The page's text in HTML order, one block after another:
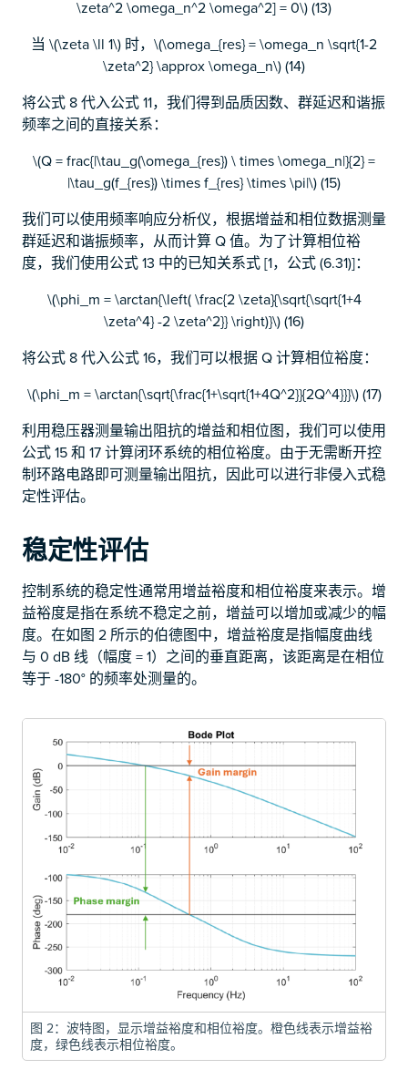
\zeta^2 \omega_n^2 \omega^2] = 0\) (13)
当 \(\zeta \ll 1\) 时，\(\omega_{res} = \omega_n \sqrt{1-2
\zeta^2} \approx \omega_n\) (14)
将公式 8 代入公式 11，我们得到品质因数、群延迟和谐振
频率之间的直接关系：
\(Q = frac{|\tau_g(\omega_{res}) \ times \omega_n|}{2} =
|\tau_g(f_{res}) \times f_{res} \times \pi|\) (15)
我们可以使用频率响应分析仪，根据增益和相位数据测量
群延迟和谐振频率，从而计算 Q 值。为了计算相位裕
度，我们使用公式 13 中的已知关系式 [1，公式 (6.31)]：
\(\phi_m = \arctan{\left( \frac{2 \zeta}{\sqrt{\sqrt{1+4
\zeta^4} -2 \zeta^2}} \right)}\) (16)
将公式 8 代入公式 16，我们可以根据 Q 计算相位裕度：
\(\phi_m = \arctan{\sqrt{\frac{1+\sqrt{1+4Q^2}}{2Q^4}}}\) (17)
利用稳压器测量输出阻抗的增益和相位图，我们可以使用
公式 15 和 17 计算闭环系统的相位裕度。由于无需断开控
制环路电路即可测量输出阻抗，因此可以进行非侵入式稳
定性评估。
稳定性评估
控制系统的稳定性通常用增益裕度和相位裕度来表示。增
益裕度是指在系统不稳定之前，增益可以增加或减少的幅
度。在如图 2 所示的伯德图中，增益裕度是指幅度曲线
与 0 dB 线（幅度 = 1）之间的垂直距离，该距离是在相位
等于 -180° 的频率处测量的。
图 2：波特图，显示增益裕度和相位裕度。橙色线表示增益裕
度，绿色线表示相位裕度。